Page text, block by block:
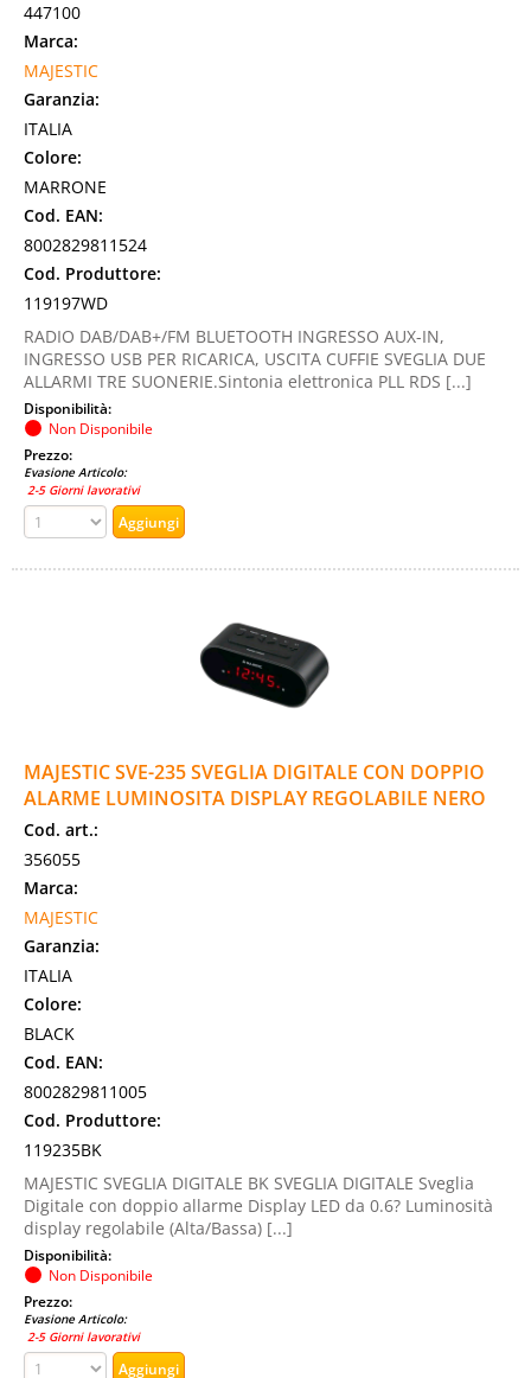
447100
Marca:
MAJESTIC
Garanzia:
ITALIA
Colore:
MARRONE
Cod. EAN:
8002829811524
Cod. Produttore:
119197WD
RADIO DAB/DAB+/FM BLUETOOTH INGRESSO AUX-IN,
INGRESSO USB PER RICARICA, USCITA CUFFIE SVEGLIA DUE
ALLARMI TRE SUONERIE.Sintonia elettronica PLL RDS [...]
Disponibilità:
Non Disponibile
Prezzo:
Evasione Articolo:
2-5 Giorni lavorativi
MAJESTIC SVE-235 SVEGLIA DIGITALE CON DOPPIO
ALARME LUMINOSITA DISPLAY REGOLABILE NERO
Cod. art.:
356055
Marca:
MAJESTIC
Garanzia:
ITALIA
Colore:
BLACK
Cod. EAN:
8002829811005
Cod. Produttore:
119235BK
MAJESTIC SVEGLIA DIGITALE BK SVEGLIA DIGITALE Sveglia
Digitale con doppio allarme Display LED da 0.6? Luminosità
display regolabile (Alta/Bassa) [...]
Disponibilità:
Non Disponibile
Prezzo:
Evasione Articolo:
2-5 Giorni lavorativi